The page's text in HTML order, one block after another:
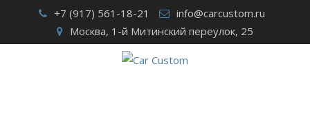
content
+7 (917) 561-18-21
info@carcustom.ru
Москва, 1-й Митинский переулок, 25